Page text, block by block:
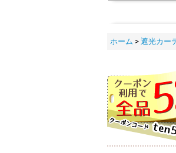
ホーム > 遮光カー